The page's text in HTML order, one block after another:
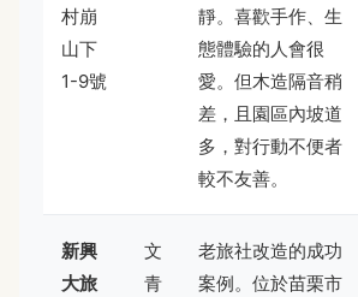
村崩
山下
1-9號
靜。喜歡手作、生
態體驗的人會很
愛。但木造隔音稍
差，且園區內坡道
多，對行動不便者
較不友善。
新興
大旅
文
青
老旅社改造的成功
案例。位於苗栗市